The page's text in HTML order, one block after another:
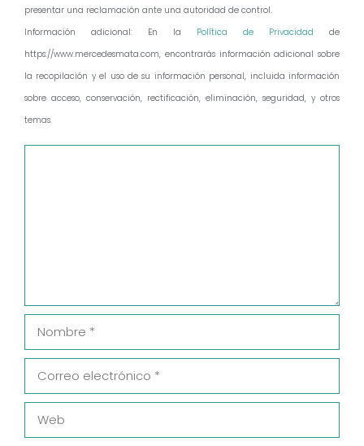
presentar una reclamación ante una autoridad de control.
Información adicional: En la Política de Privacidad de
https://www.mercedesmata.com, encontrarás información adicional sobre
la recopilación y el uso de su información personal, incluida información
sobre acceso, conservación, rectificación, eliminación, seguridad, y otros
temas.
Nombre
Correo
electrónico
Web